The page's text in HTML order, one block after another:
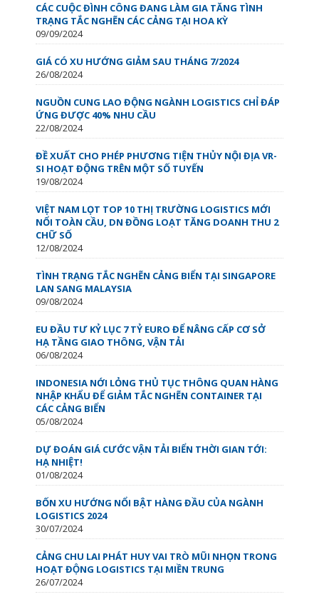
CÁC CUỘC ĐÌNH CÔNG ĐANG LÀM GIA TĂNG TÌNH
TRẠNG TẮC NGHẼN CÁC CẢNG TẠI HOA KỲ
09/09/2024
GIÁ CÓ XU HƯỚNG GIẢM SAU THÁNG 7/2024
26/08/2024
NGUỒN CUNG LAO ĐỘNG NGÀNH LOGISTICS CHỈ ĐÁP
ỨNG ĐƯỢC 40% NHU CẦU
22/08/2024
ĐỀ XUẤT CHO PHÉP PHƯƠNG TIỆN THỦY NỘI ĐỊA VR-
SI HOẠT ĐỘNG TRÊN MỘT SỐ TUYẾN
19/08/2024
VIỆT NAM LỌT TOP 10 THỊ TRƯỜNG LOGISTICS MỚI
NỔI TOÀN CẦU, DN ĐỒNG LOẠT TĂNG DOANH THU 2
CHỮ SỐ
12/08/2024
TÌNH TRẠNG TẮC NGHẼN CẢNG BIỂN TẠI SINGAPORE
LAN SANG MALAYSIA
09/08/2024
EU ĐẦU TƯ KỶ LỤC 7 TỶ EURO ĐỂ NÂNG CẤP CƠ SỞ
HẠ TẦNG GIAO THÔNG, VẬN TẢI
06/08/2024
INDONESIA NỚI LỎNG THỦ TỤC THÔNG QUAN HÀNG
NHẬP KHẨU ĐỂ GIẢM TẮC NGHẼN CONTAINER TẠI
CÁC CẢNG BIỂN
05/08/2024
DỰ ĐOÁN GIÁ CƯỚC VẬN TẢI BIỂN THỜI GIAN TỚI:
HẠ NHIỆT!
01/08/2024
BỐN XU HƯỚNG NỔI BẬT HÀNG ĐẦU CỦA NGÀNH
LOGISTICS 2024
30/07/2024
CẢNG CHU LAI PHÁT HUY VAI TRÒ MŨI NHỌN TRONG
HOẠT ĐỘNG LOGISTICS TẠI MIỀN TRUNG
26/07/2024